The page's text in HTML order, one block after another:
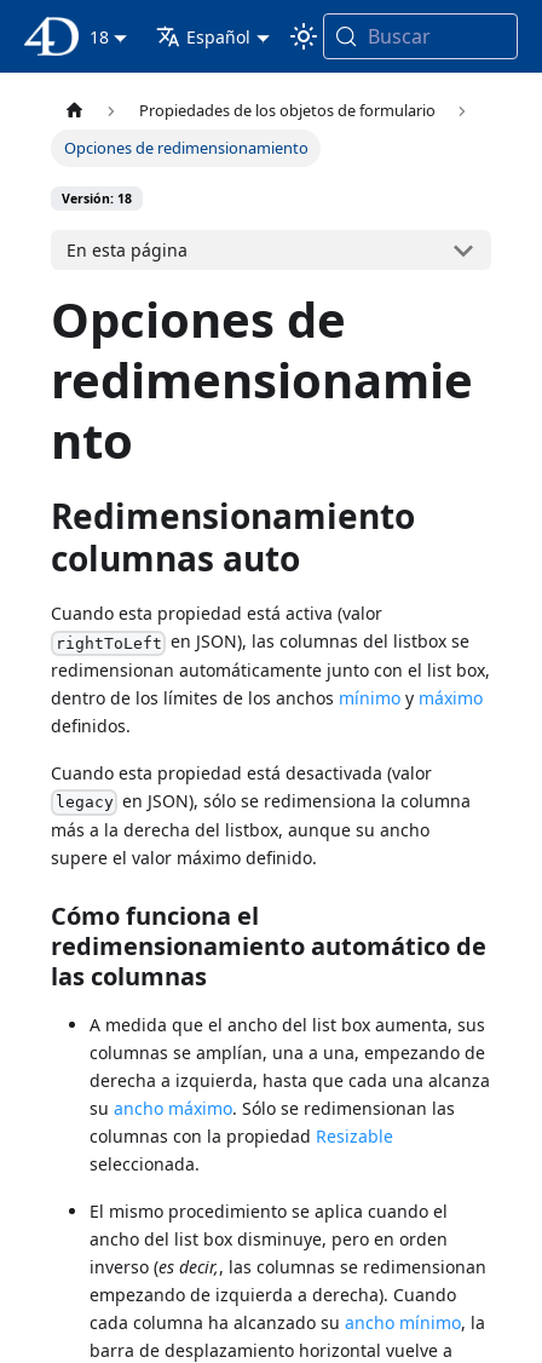
Documentación 4D
18 Español Buscar
Propiedades de los objetos de formulario
Opciones de redimensionamiento
Versión: 18
En esta página
Opciones de
redimensionamie
nto
Redimensionamiento
columnas auto
Cuando esta propiedad está activa (valor
rightToLeft en JSON), las columnas del listbox se
redimensionan automáticamente junto con el list box,
dentro de los límites de los anchos mínimo y máximo
definidos.
Cuando esta propiedad está desactivada (valor
legacy en JSON), sólo se redimensiona la columna
más a la derecha del listbox, aunque su ancho
supere el valor máximo definido.
Cómo funciona el
redimensionamiento automático de
las columnas
A medida que el ancho del list box aumenta, sus
columnas se amplían, una a una, empezando de
derecha a izquierda, hasta que cada una alcanza
suancho máximo. Sólo se redimensionan las
columnas con la propiedad Resizable
seleccionada.
El mismo procedimiento se aplica cuando el
ancho del list box disminuye, pero en orden
inverso (es decir,, las columnas se redimensionan
empezando de izquierda a derecha). Cuando
cada columna ha alcanzado suancho mínimo, la
barra de desplazamiento horizontal vuelve a